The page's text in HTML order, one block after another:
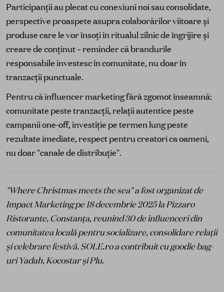
Participanții au plecat cu conexiuni noi sau consolidate,
perspective proaspete asupra colaborărilor viitoare și
produse care le vor însoți în ritualul zilnic de îngrijire și
creare de conținut – reminder că brandurile
responsabile investesc în comunitate, nu doar în
tranzacții punctuale.
Pentru că influencer marketing fără zgomot înseamnă:
comunitate peste tranzacții, relații autentice peste
campanii one-off, investiție pe termen lung peste
rezultate imediate, respect pentru creatori ca oameni,
nu doar "canale de distribuție".
"Where Christmas meets the sea" a fost organizat de
Impact Marketing pe 18 decembrie 2025 la Pizzaro
Ristorante, Constanța, reunind 30 de influenceri din
comunitatea locală pentru socializare, consolidare relații
și celebrare festivă. SOLE.ro a contribuit cu goodie bag-
uri Yadah, Kocostar și Plu.